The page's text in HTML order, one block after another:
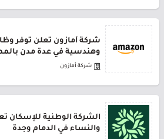
شركة أمازون تعلن توفر
وهندسية في عدة مدن
شركة أمازون
الشركة الوطنية للإسكان
والنساء في الدمام وجدة